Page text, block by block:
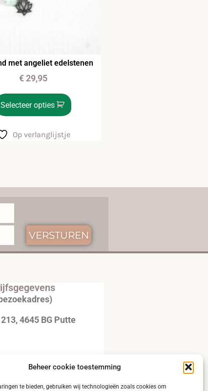
Beheer cookie toestemming
te bieden, gebruiken wij technologieën zoals cookies om
met angeliet edelstenen
€29,95
Selecteer opties
Op verlanglijstje
VERSTUREN
4645 BG Putte